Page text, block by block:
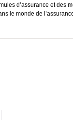
d’assurance et des
le monde de